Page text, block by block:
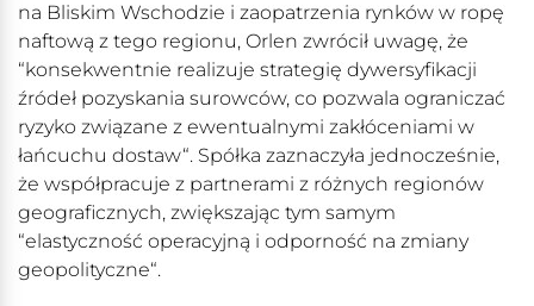
na Bliskim Wschodzie i zaopatrzenia rynków w ropę
naftową z tego regionu, Orlen zwrócił uwagę, że
“konsekwentnie realizuje strategię dywersyfikacji
źródeł pozyskania surowców, co pozwala ograniczać
ryzyko związane z ewentualnymi zakłóceniami w
łańcuchu dostaw“. Spółka zaznaczyła jednocześnie,
że współpracuje z partnerami z różnych regionów
geograficznych, zwiększając tym samym
“elastyczność operacyjną i odporność na zmiany
geopolityczne“.